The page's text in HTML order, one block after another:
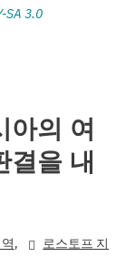
SA 3.0
아의 여
결을 내
,
로스토프 지